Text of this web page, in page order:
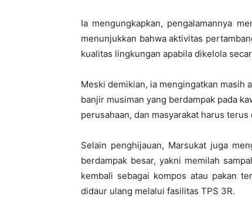
Ia mengungkapkan, pengalamannya
menunjukkan bahwa aktivitas
kualitas lingkungan apabila dikelola
Meski demikian, ia mengingatkan masih
banjir musiman yang berdampak pada
perusahaan, dan masyarakat harus
Selain penghijauan, Marsukat juga
berdampak besar, yakni memilah
kembali sebagai kompos atau pakan
didaur ulang melalui fasilitas TPS 3R.